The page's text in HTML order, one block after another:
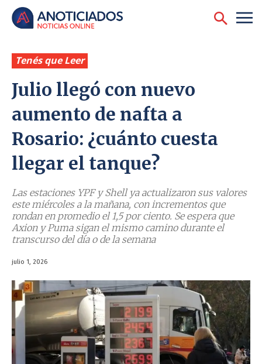
Tenés que Leer
Julio llegó con nuevo
aumento de nafta a
Rosario: ¿cuánto cuesta
llegar el tanque?
Las estaciones YPF y Shell ya actualizaron sus valores
este miércoles a la mañana, con incrementos que
rondan en promedio el 1,5 por ciento. Se espera que
Axion y Puma sigan el mismo camino durante el
transcurso del día o de la semana
julio 1, 2026